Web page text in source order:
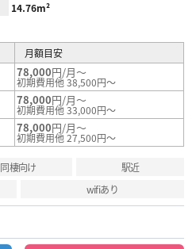
14.76m²
月額目安
78,000円/月～
初期費用他 38,500円～
78,000円/月～
初期費用他 33,000円～
78,000円/月～
初期費用他 27,500円～
同棲向け
駅近
wifiあり